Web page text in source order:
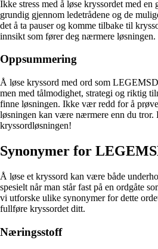
Ikke stress med å løse kryssordet med en
grundig gjennom ledetrådene og de
det å ta pauser og komme tilbake til
innsikt som fører deg nærmere løsningen.
Oppsummering
Å løse kryssord med ord som
men med tålmodighet, strategi og riktig
finne løsningen. Ikke vær redd for å
løsningen kan være nærmere enn du tror.
kryssordløsningen!
Synonymer for
Å løse et kryssord kan være både
spesielt når man står fast på en ordgåte
vi utforske ulike synonymer for dette
fullføre kryssordet ditt.
Næringsstoff